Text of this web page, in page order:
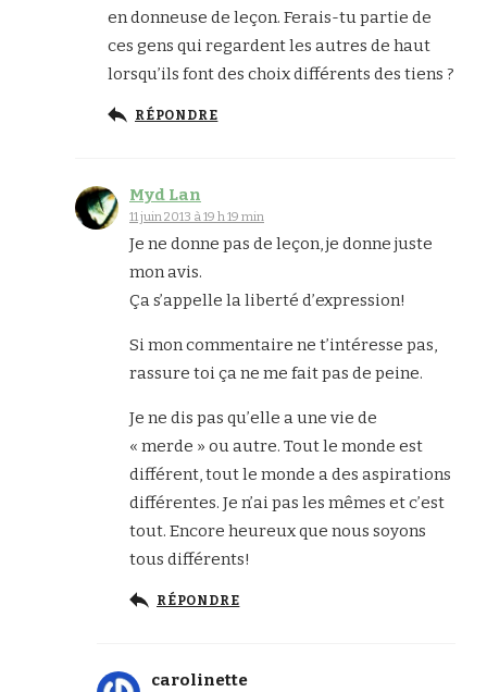
en donneuse de leçon. Ferais-tu partie de
ces gens qui regardent les autres de haut
lorsqu’ils font des choix différents des tiens ?
RÉPONDRE
Myd Lan
11 juin 2013 à 19 h 19 min
Je ne donne pas de leçon, je donne juste
mon avis.
Ça s’appelle la liberté d’expression!
Si mon commentaire ne t’intéresse pas,
rassure toi ça ne me fait pas de peine.
Je ne dis pas qu’elle a une vie de
« merde » ou autre. Tout le monde est
différent, tout le monde a des aspirations
différentes. Je n’ai pas les mêmes et c’est
tout. Encore heureux que nous soyons
tous différents!
RÉPONDRE
carolinette